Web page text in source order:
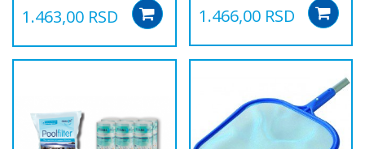
1.463,00 RSD Add to cart
1.466,00 RSD